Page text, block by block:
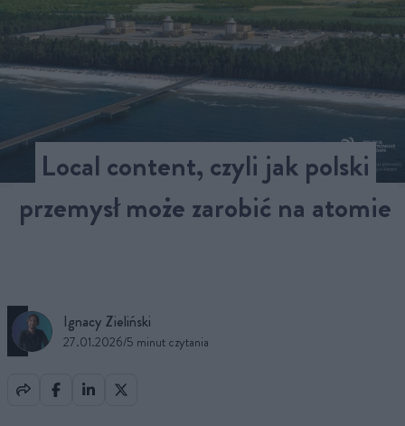
Local content, czyli jak polski
przemysł może zarobić na atomie
Ignacy Zieliński
27.01.2026/5 minut czytania